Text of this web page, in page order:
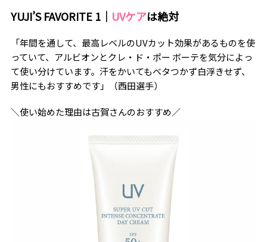
YUJI’S FAVORITE 1｜ UVケアは絶対
「年間を通して、最高レベルのUVカット効果があるものを使
っていて、アルビオンとクレ・ド・ポー ボーテを気分によっ
て使い分けています。汗をかいてもベタつかず白浮きせず、
男性にもおすすめです」（西田選手）
＼使い始めた理由は古賀さんのおすすめ／